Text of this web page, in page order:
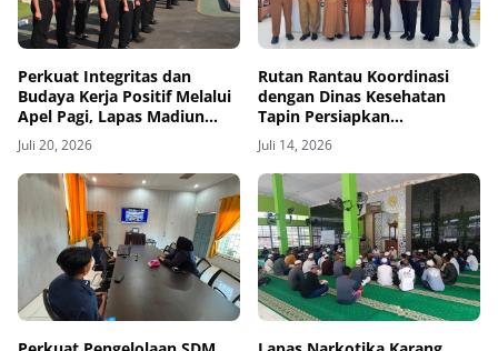
Perkuat Integritas dan
Budaya Kerja Positif Melalui
Apel Pagi, Lapas Madiun
Teguhkan Komitmen
Pelayanan
Juli 20, 2026
Rutan Rantau Koordinasi
dengan Dinas Kesehatan
Tapin Persiapkan
Pelaksanaan CKG dengan
Rontgen Dada bagi Warga
Binaan
Juli 14, 2026